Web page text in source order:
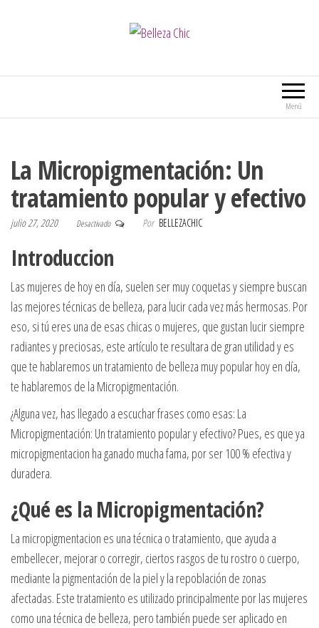
Menú
La Micropigmentación: Un
tratamiento popular y efectivo
julio 27, 2020 Desactivado Por BELLEZACHIC
Introduccion
Las mujeres de hoy en día, suelen ser muy coquetas y siempre buscan
las mejores técnicas de belleza, para lucir cada vez más hermosas. Por
eso, si tú eres una de esas chicas o mujeres, que gustan lucir siempre
radiantes y preciosas, este artículo te resultara de gran utilidad y es
que te hablaremos un tratamiento de belleza muy popular hoy en día,
te hablaremos de la Micropigmentación.
¿Alguna vez, has llegado a escuchar frases como esas: La
Micropigmentación: Un tratamiento popular y efectivo? Pues, es que ya
micropigmentacion ha ganado mucha fama, por ser 100 % efectiva y
duradera.
¿Qué es la Micropigmentación?
La micropigmentacion es una técnica o tratamiento, que ayuda a
embellecer, mejorar o corregir, ciertos rasgos de tu rostro o cuerpo,
mediante la pigmentación de la piel y la repoblación de zonas
afectadas. Este tratamiento es utilizado principalmente por las mujeres
como una técnica de belleza, pero también puede ser aplicado en